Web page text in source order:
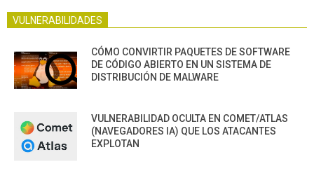
VULNERABILIDADES
CÓMO CONVIRTIR PAQUETES DE SOFTWARE
DE CÓDIGO ABIERTO EN UN SISTEMA DE
DISTRIBUCIÓN DE MALWARE
VULNERABILIDAD OCULTA EN COMET/ATLAS
(NAVEGADORES IA) QUE LOS ATACANTES
EXPLOTAN